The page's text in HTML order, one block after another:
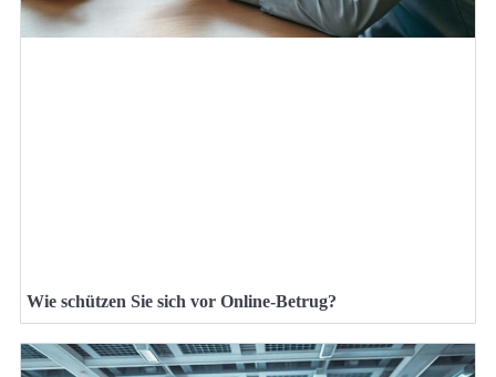
Wie schützen Sie sich vor Online-Betrug?